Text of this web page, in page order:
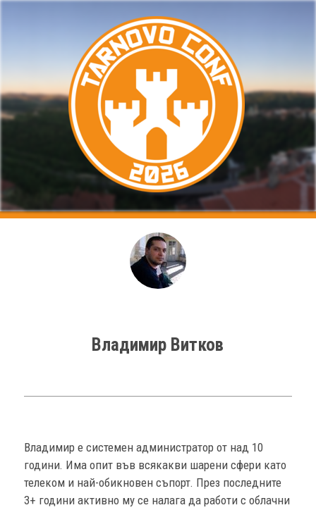
Владимир Витков
Владимир е системен администратор от над 10
години. Има опит във всякакви шарени сфери като
телеком и най-обикновен съпорт. През последните
3+ години активно му се налага да работи с облачни